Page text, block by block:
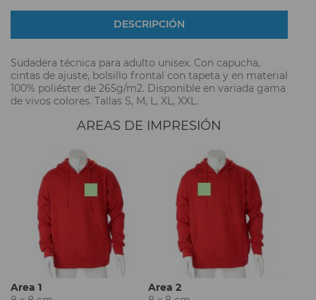
DESCRIPCIÓN
Sudadera técnica para adulto unisex. Con capucha,
cintas de ajuste, bolsillo frontal con tapeta y en material
100% poliéster de 265g/m2. Disponible en variada gama
de vivos colores. Tallas S, M, L, XL, XXL.
AREAS DE IMPRESIÓN
Area 1
Area 2